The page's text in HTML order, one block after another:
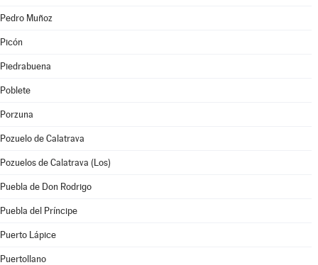
Pedro Muñoz
Picón
Piedrabuena
Poblete
Porzuna
Pozuelo de Calatrava
Pozuelos de Calatrava (Los)
Puebla de Don Rodrigo
Puebla del Príncipe
Puerto Lápice
Puertollano